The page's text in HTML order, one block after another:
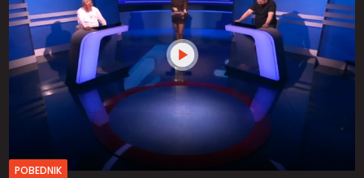
POBEDNIK